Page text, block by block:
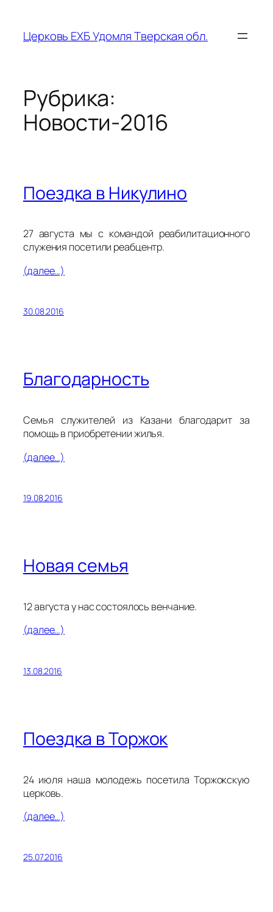
содержимому
Церковь ЕХБ Удомля Тверская обл.
Рубрика:
Новости-2016
Поездка в Никулино
27 августа мы с командой реабилитационного
служения посетили реабцентр.
(далее…)
30.08.2016
Благодарность
Семья служителей из Казани благодарит за
помощь в приобретении жилья.
(далее…)
19.08.2016
Новая семья
12 августа у нас состоялось венчание.
(далее…)
13.08.2016
Поездка в Торжок
24 июля наша молодежь посетила Торжокскую
церковь.
(далее…)
25.07.2016